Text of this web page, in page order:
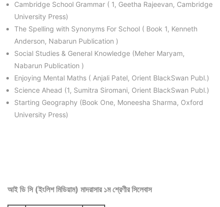
Cambridge School Grammar ( 1, Geetha Rajeevan, Cambridge
University Press)
The Spelling with Synonyms For School ( Book 1, Kenneth
Anderson, Nabarun Publication )
Social Studies & General Knowledge (Meher Maryam,
Nabarun Publication )
Enjoying Mental Maths ( Anjali Patel, Orient BlackSwan Publ.)
Science Ahead (1, Sumitra Siromani, Orient BlackSwan Publ.)
Starting Geography (Book One, Moneesha Sharma, Oxford
University Press)
আই ডি সি (ইংলিশ মিডিয়াম) মাদরাসার ১ম শ্রেণীর সিলেবাস